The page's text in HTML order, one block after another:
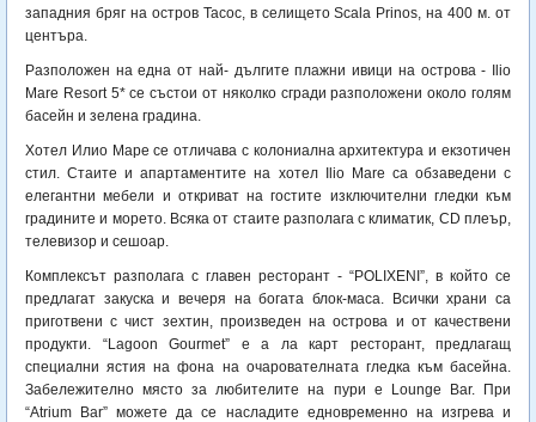
западния бряг на остров Тасос, в селището Scala Prinos, на 400 м. от
центъра.
Разположен на една от най- дългите плажни ивици на острова - Ilio
Mare Resort 5* се състои от няколко сгради разположени около голям
басейн и зелена градина.
Хотел Илио Маре се отличава с колониална архитектура и екзотичен
стил. Стаите и апартаментите на хотел Ilio Mare са обзаведени с
елегантни мебели и откриват на гостите изключителни гледки към
градините и морето. Всяка от стаите разполага с климатик, CD плеър,
телевизор и сешоар.
Комплексът разполага с главен ресторант - “POLIXENI”, в който се
предлагат закуска и вечеря на богатa блок-маса. Всички храни са
приготвени с чист зехтин, произведен на острова и от качествени
продукти. “Lagoon Gourmet” е а ла карт ресторант, предлагащ
специални ястия на фона на очарователната гледка към басейна.
Забележително място за любителите на пури е Lounge Bar. При
“Atrium Bar” можете да се насладите едновременно на изгрева и